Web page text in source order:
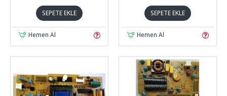
SEPETE EKLE
Hemen Al
SEPETE EKLE
Hemen Al